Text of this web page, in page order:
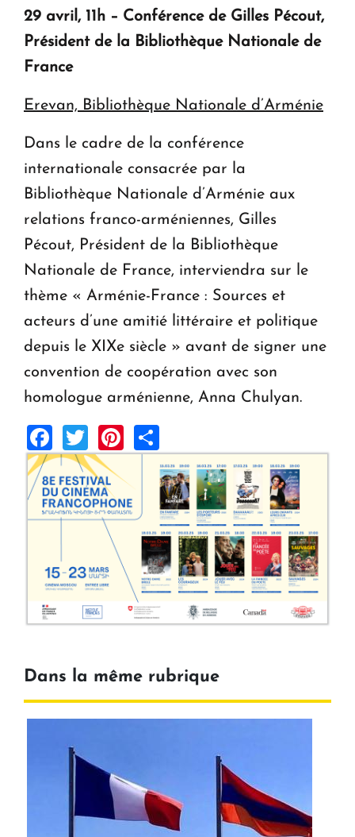
29 avril, 11h – Conférence de Gilles Pécout,
Président de la Bibliothèque Nationale de
France
Erevan, Bibliothèque Nationale d’Arménie
Dans le cadre de la conférence
internationale consacrée par la
Bibliothèque Nationale d’Arménie aux
relations franco-arméniennes, Gilles
Pécout, Président de la Bibliothèque
Nationale de France, interviendra sur le
thème « Arménie-France : Sources et
acteurs d’une amitié littéraire et politique
depuis le XIXe siècle » avant de signer une
convention de coopération avec son
homologue arménienne, Anna Chulyan.
Facebook
TwitterPinterest
Dans la même rubrique